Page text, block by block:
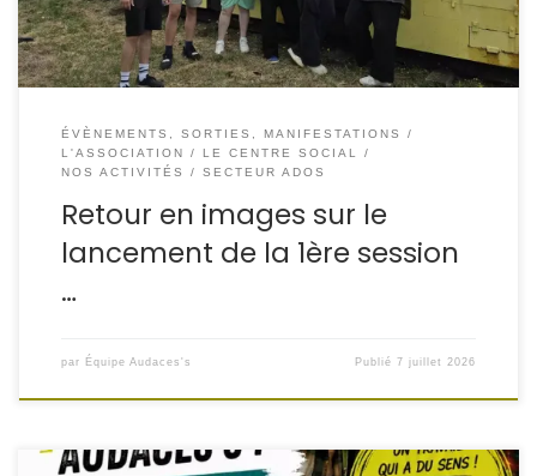
ÉVÈNEMENTS, SORTIES, MANIFESTATIONS
L'ASSOCIATION
LE CENTRE SOCIAL
NOS ACTIVITÉS
SECTEUR ADOS
Retour en images sur le
lancement de la 1ère session
…
par Équipe Audaces's Publié7 juillet 2026